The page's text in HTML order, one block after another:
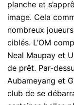
planche et
image. Cela
nombreux
ciblés. L’OM
Neal Maupay et
de prêt. Par-
Aubameyang et
club de se